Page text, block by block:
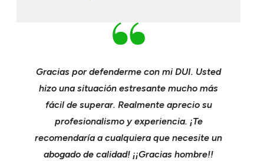
Gracias por defenderme con mi DUI. Usted
hizo una situación estresante mucho más
fácil de superar. Realmente aprecio su
profesionalismo y experiencia. ¡Te
recomendaría a cualquiera que necesite un
abogado de calidad! ¡¡Gracias hombre!!